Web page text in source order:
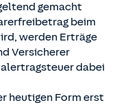
gemacht
beim
werden Erträge
Versicherer
dabei
heutigen Form erst